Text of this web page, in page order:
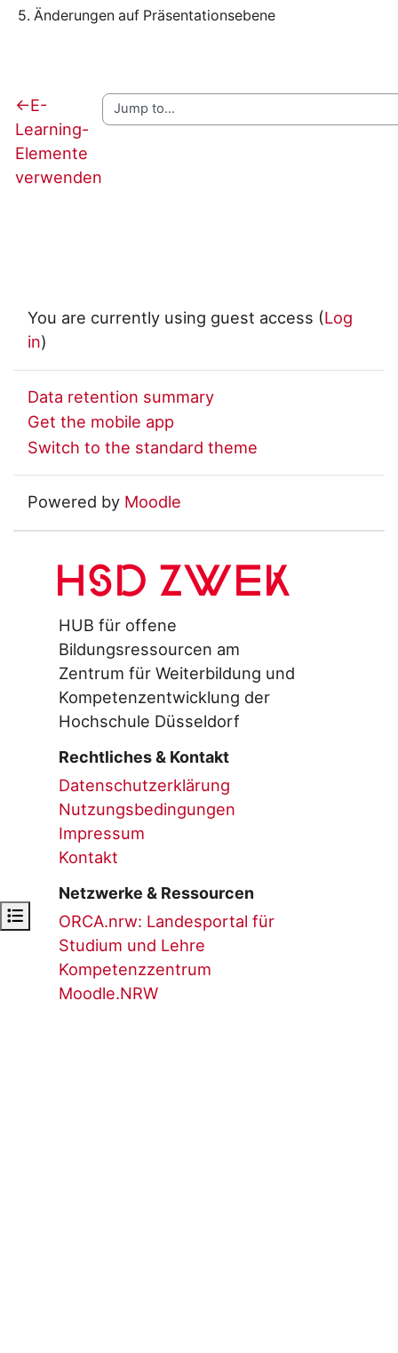
Open course index
5. Änderungen auf Präsentationsebene
←E-
Learning-
Elemente
verwenden
You are currently using guest access (Log
in)
Data retention summary
Get the mobile app
Switch to the standard theme
Powered by Moodle
HSD ZWEK
HUB für offene
Bildungsressourcen am
Zentrum für Weiterbildung und
Kompetenzentwicklung der
Hochschule Düsseldorf
Rechtliches & Kontakt
Datenschutzerklärung
Nutzungsbedingungen
Impressum
Kontakt
Netzwerke & Ressourcen
ORCA.nrw: Landesportal für
Studium und Lehre
Kompetenzzentrum
Moodle.NRW